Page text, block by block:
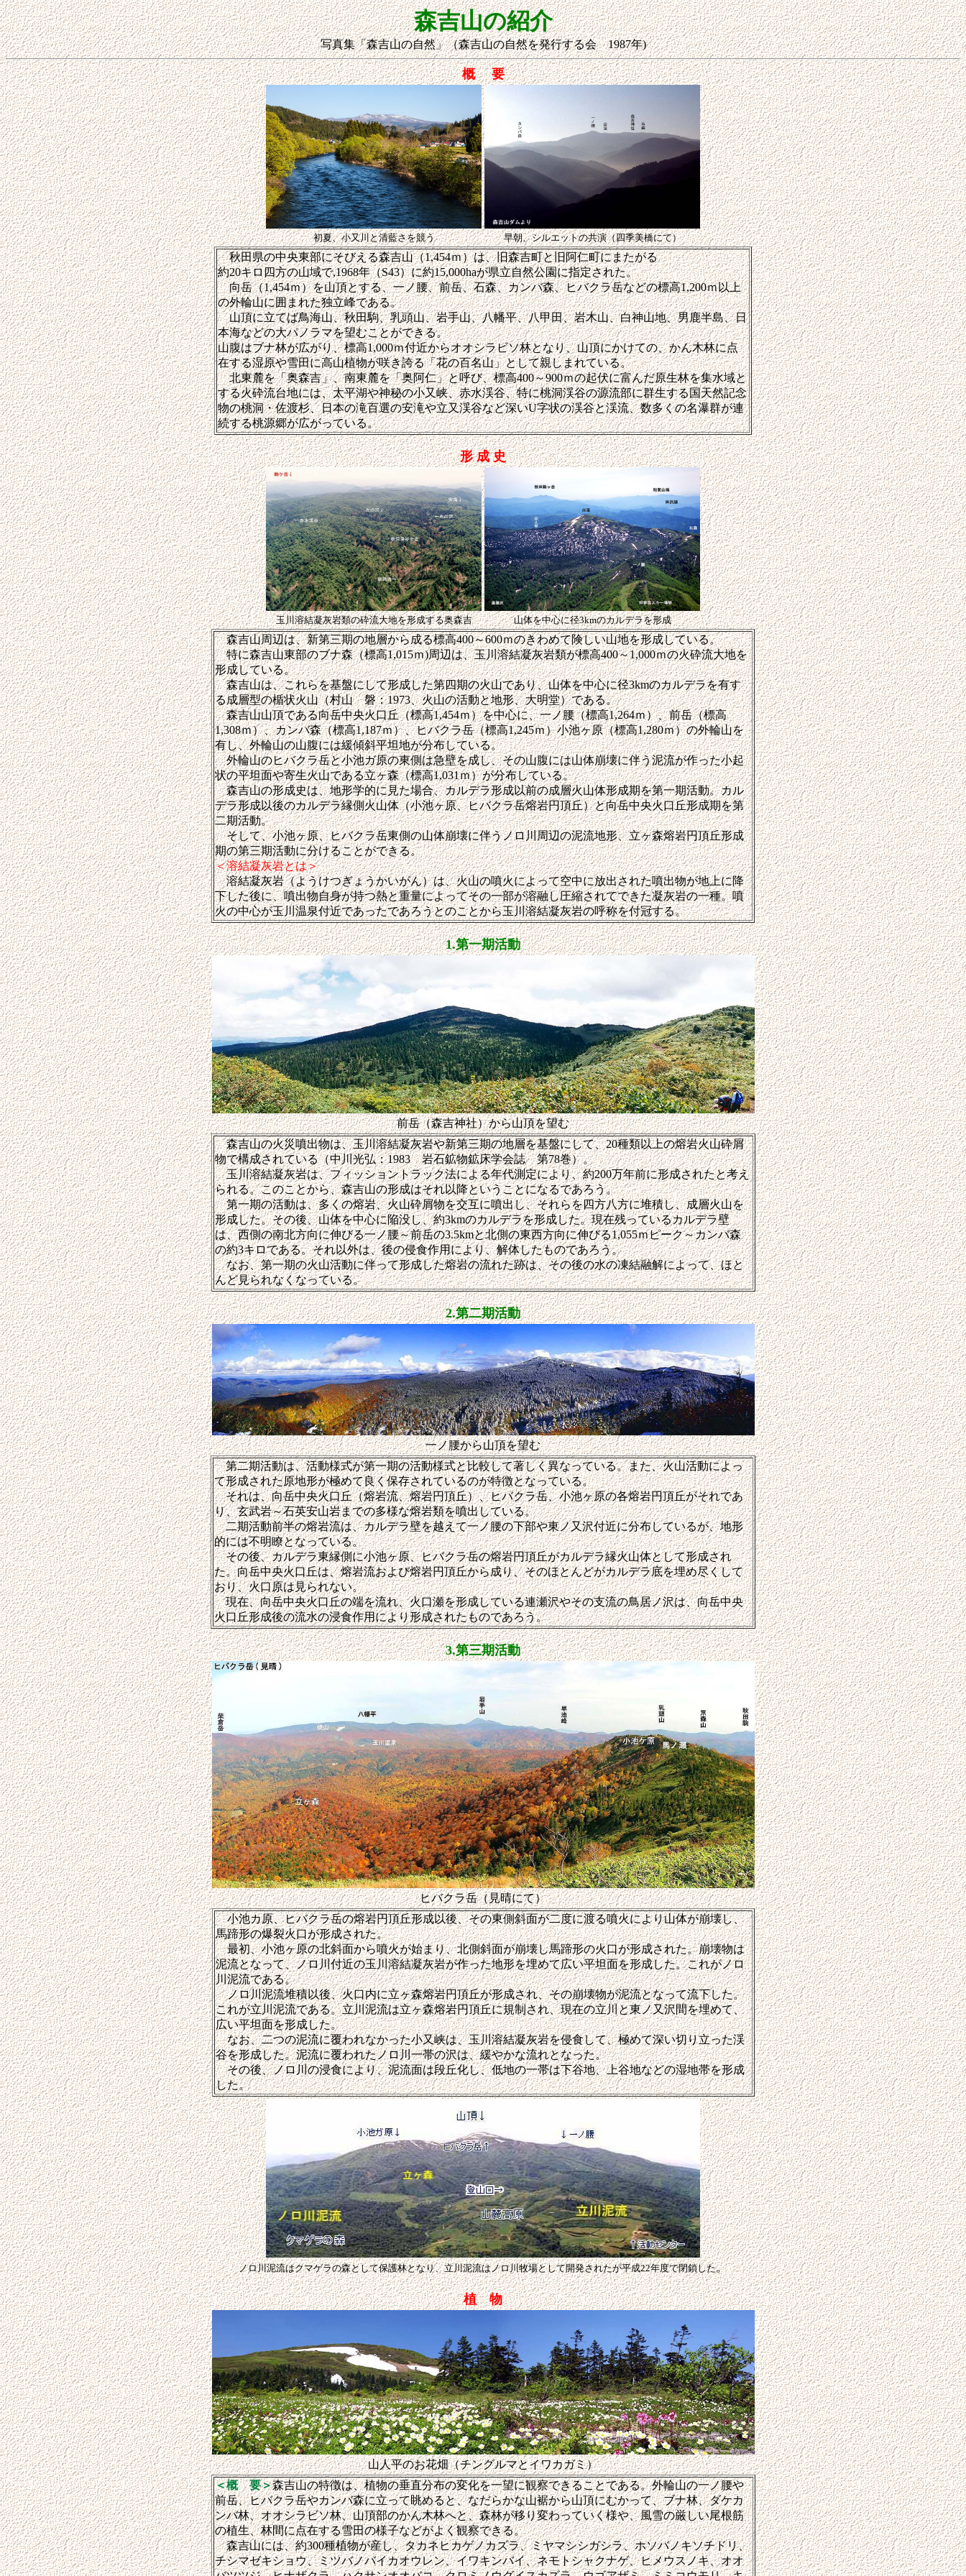
森吉山の紹介
写真集「森吉山の自然」（森吉山の自然を発行する会 1987年)
概 要
初夏、小又川と清藍さを競う 早朝、シルエットの共演（四季美橋にて）
秋田県の中央東部にそびえる森吉山（1,454ｍ）は、旧森吉町と旧阿仁町にまたがる
約20キロ四方の山域で,1968年（S43）に約15,000haが県立自然公園に指定された。
向岳（1,454ｍ）を山頂とする、一ノ腰、前岳、石森、カンバ森、ヒバクラ岳などの標高1,200ｍ以上
の外輪山に囲まれた独立峰である。
山頂に立てば鳥海山、秋田駒、乳頭山、岩手山、八幡平、八甲田、岩木山、白神山地、男鹿半島、日
本海などの大パノラマを望むことができる。
山腹はブナ林が広がり、標高1,000ｍ付近からオオシラビソ林となり、山頂にかけての、かん木林に点
在する湿原や雪田に高山植物が咲き誇る「花の百名山」として親しまれている。
北東麓を「奥森吉」、南東麓を「奥阿仁」と呼び、標高400～900ｍの起伏に富んだ原生林を集水域と
する火砕流台地には、太平湖や神秘の小又峡、赤水渓谷、特に桃洞渓谷の源流部に群生する国天然記念
物の桃洞・佐渡杉、日本の滝百選の安滝や立又渓谷など深いU字状の渓谷と渓流、数多くの名瀑群が連
続する桃源郷が広がっている。
形 成 史
玉川溶結凝灰岩類の砕流大地を形成する奥森吉 山体を中心に径3kmのカルデラを形成
森吉山周辺は、新第三期の地層から成る標高400～600ｍのきわめて険しい山地を形成している。
特に森吉山東部のブナ森（標高1,015ｍ)周辺は、玉川溶結凝灰岩類が標高400～1,000ｍの火砕流大地を
形成している。
森吉山は、これらを基盤にして形成した第四期の火山であり、山体を中心に径3kmのカルデラを有す
る成層型の楯状火山（村山 磐：1973、火山の活動と地形、大明堂）である。
森吉山山頂である向岳中央火口丘（標高1,454ｍ）を中心に、一ノ腰（標高1,264ｍ）、前岳（標高
1,308ｍ）、カンバ森（標高1,187ｍ）、ヒバクラ岳（標高1,245ｍ）小池ヶ原（標高1,280ｍ）の外輪山を
有し、外輪山の山腹には緩傾斜平坦地が分布している。
外輪山のヒバクラ岳と小池ガ原の東側は急壁を成し、その山腹には山体崩壊に伴う泥流が作った小起
状の平坦面や寄生火山である立ヶ森（標高1,031ｍ）が分布している。
森吉山の形成史は、地形学的に見た場合、カルデラ形成以前の成層火山体形成期を第一期活動。カル
デラ形成以後のカルデラ縁側火山体（小池ヶ原、ヒバクラ岳熔岩円頂丘）と向岳中央火口丘形成期を第
二期活動。
そして、小池ヶ原、ヒバクラ岳東側の山体崩壊に伴うノロ川周辺の泥流地形、立ヶ森熔岩円頂丘形成
期の第三期活動に分けることができる。
＜溶結凝灰岩とは＞
溶結凝灰岩（ようけつぎょうかいがん）は、火山の噴火によって空中に放出された噴出物が地上に降
下した後に、噴出物自身が持つ熱と重量によってその一部が溶融し圧縮されてできた凝灰岩の一種。噴
火の中心が玉川温泉付近であったであろうとのことから玉川溶結凝灰岩の呼称を付冠する。
1.第一期活動
前岳（森吉神社）から山頂を望む
森吉山の火災噴出物は、玉川溶結凝灰岩や新第三期の地層を基盤にして、20種類以上の熔岩火山砕屑
物で構成されている（中川光弘：1983 岩石鉱物鉱床学会誌 第78巻）。
玉川溶結凝灰岩は、フィッショントラック法による年代測定により、約200万年前に形成されたと考え
られる。このことから、森吉山の形成はそれ以降ということになるであろう。
第一期の活動は、多くの熔岩、火山砕屑物を交互に噴出し、それらを四方八方に堆積し、成層火山を
形成した。その後、山体を中心に陥没し、約3kmのカルデラを形成した。現在残っているカルデラ壁
は、西側の南北方向に伸びる一ノ腰～前岳の3.5kmと北側の東西方向に伸びる1,055ｍピーク～カンバ森
の約3キロである。それ以外は、後の侵食作用により、解体したものであろう。
なお、第一期の火山活動に伴って形成した熔岩の流れた跡は、その後の水の凍結融解によって、ほと
んど見られなくなっている。
2.第二期活動
一ノ腰から山頂を望む
第二期活動は、活動様式が第一期の活動様式と比較して著しく異なっている。また、火山活動によっ
て形成された原地形が極めて良く保存されているのが特徴となっている。
それは、向岳中央火口丘（熔岩流、熔岩円頂丘）、ヒバクラ岳、小池ヶ原の各熔岩円頂丘がそれであ
り、玄武岩～石英安山岩までの多様な熔岩類を噴出している。
二期活動前半の熔岩流は、カルデラ壁を越えて一ノ腰の下部や東ノ又沢付近に分布しているが、地形
的には不明瞭となっている。
その後、カルデラ東縁側に小池ヶ原、ヒバクラ岳の熔岩円頂丘がカルデラ縁火山体として形成され
た。向岳中央火口丘は、熔岩流および熔岩円頂丘から成り、そのほとんどがカルデラ底を埋め尽くして
おり、火口原は見られない。
現在、向岳中央火口丘の端を流れ、火口瀬を形成している連瀬沢やその支流の鳥居ノ沢は、向岳中央
火口丘形成後の流水の浸食作用により形成されたものであろう。
3.第三期活動
ヒバクラ岳（見晴にて）
小池カ原、ヒバクラ岳の熔岩円頂丘形成以後、その東側斜面が二度に渡る噴火により山体が崩壊し、
馬蹄形の爆裂火口が形成された。
最初、小池ヶ原の北斜面から噴火が始まり、北側斜面が崩壊し馬蹄形の火口が形成された。崩壊物は
泥流となって、ノロ川付近の玉川溶結凝灰岩が作った地形を埋めて広い平坦面を形成した。これがノロ
川泥流である。
ノロ川泥流堆積以後、火口内に立ヶ森熔岩円頂丘が形成され、その崩壊物が泥流となって流下した。
これが立川泥流である。立川泥流は立ヶ森熔岩円頂丘に規制され、現在の立川と東ノ又沢間を埋めて、
広い平坦面を形成した。
なお、二つの泥流に覆われなかった小又峡は、玉川溶結凝灰岩を侵食して、極めて深い切り立った渓
谷を形成した。泥流に覆われたノロ川一帯の沢は、緩やかな流れとなった。
その後、ノロ川の浸食により、泥流面は段丘化し、低地の一帯は下谷地、上谷地などの湿地帯を形成
した。
ノロ川泥流はクマゲラの森として保護林となり、立川泥流はノロ川牧場として開発されたが平成22年度で閉鎖した。
植 物
山人平のお花畑（チングルマとイワカガミ）
＜概 要＞森吉山の特徴は、植物の垂直分布の変化を一望に観察できることである。外輪山の一ノ腰や
前岳、ヒバクラ岳やカンバ森に立って眺めると、なだらかな山裾から山頂にむかって、ブナ林、ダケカ
ンバ林、オオシラビソ林、山頂部のかん木林へと、森林が移り変わっていく様や、風雪の厳しい尾根筋
の植生、林間に点在する雪田の様子などがよく観察できる。
森吉山には、約300種植物が産し、タカネヒカゲノカズラ、ミヤマシシガシラ、ホソバノキソチドリ、
チシマゼキショウ、ミツバノバイカオウレン、イワキンバイ、ネモトシャクナゲ、ヒメウスノキ、オオ